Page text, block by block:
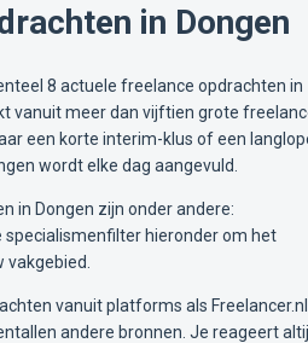
in Dongen
8 actuele freelance opdrachten in
vanuit meer dan vijftien grote
een korte interim-klus of een
wordt elke dag aangevuld.
in Dongen zijn onder andere:
specialismenfilter hieronder om het
vanuit platforms als
andere bronnen. Je reageert